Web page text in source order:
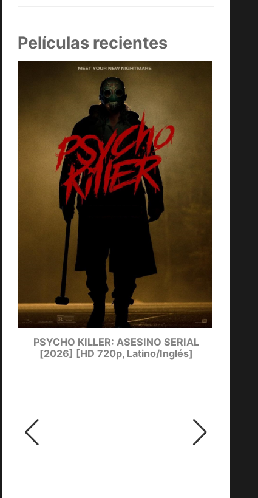
Películas recientes
PSYCHO KILLER: ASESINO SERIAL
[2026] [HD 720p, Latino/Inglés]